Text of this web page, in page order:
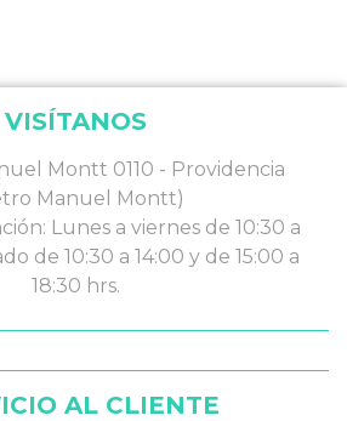
VISÍTANOS
Montt 0110 - Providencia
Manuel Montt)
Lunes a viernes de 10:30 a
de 10:30 a 14:00 y de 15:00 a
18:30 hrs.
AL CLIENTE